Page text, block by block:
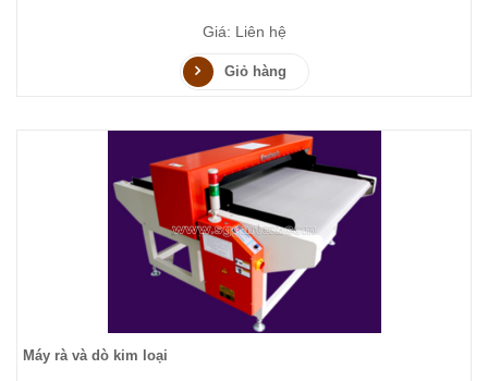
Giá: Liên hệ
Giỏ hàng
Máy rà và dò kim loại